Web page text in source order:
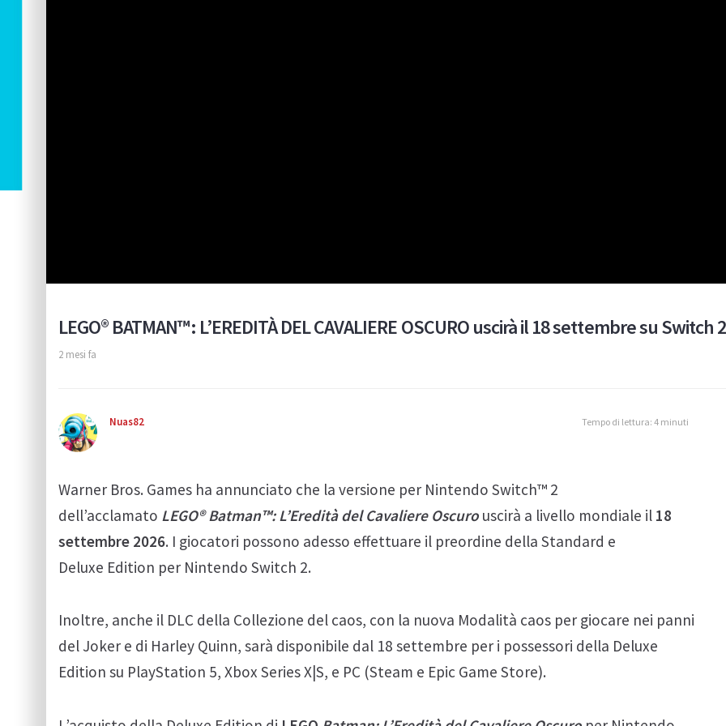
LEGO® BATMAN™: L’EREDITÀ DEL CAVALIERE OSCURO uscirà il 18 settembre su Switch 2
2 mesi fa
Nuas82 Tempo di lettura: 4 minuti
Warner Bros. Games ha annunciato che la versione per Nintendo Switch™ 2
dell’acclamato LEGO® Batman™: L’Eredità del Cavaliere Oscuro uscirà a livello mondiale il 18
settembre 2026. I giocatori possono adesso effettuare il preordine della Standard e
Deluxe Edition per Nintendo Switch 2.
Inoltre, anche il DLC della Collezione del caos, con la nuova Modalità caos per giocare nei panni
del Joker e di Harley Quinn, sarà disponibile dal 18 settembre per i possessori della Deluxe
Edition su PlayStation 5, Xbox Series X|S, e PC (Steam e Epic Game Store).